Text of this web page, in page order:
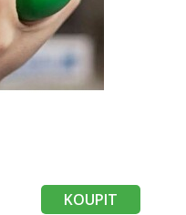
KOUPIT